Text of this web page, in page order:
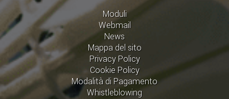
Moduli
Webmail
News
Mappa del sito
Privacy Policy
Cookie Policy
Modalità di Pagamento
Whistleblowing
QUOTE E TASSE
CONVENZIONI
ACCEDI AL TESSERAMENTO ON
LINE
ASSICURAZIONE
MODULI